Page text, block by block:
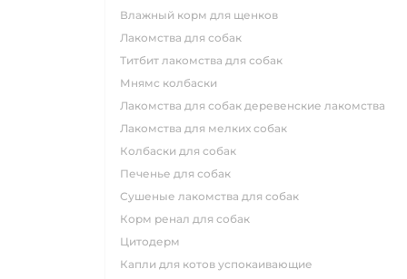
влажный корм для щенков
лакомства для собак
титбит лакомства для собак
мнямс колбаски
лакомства для собак деревенские лакомства
лакомства для мелких собак
колбаски для собак
печенье для собак
сушеные лакомства для собак
корм ренал для собак
цитодерм
капли для котов успокаивающие